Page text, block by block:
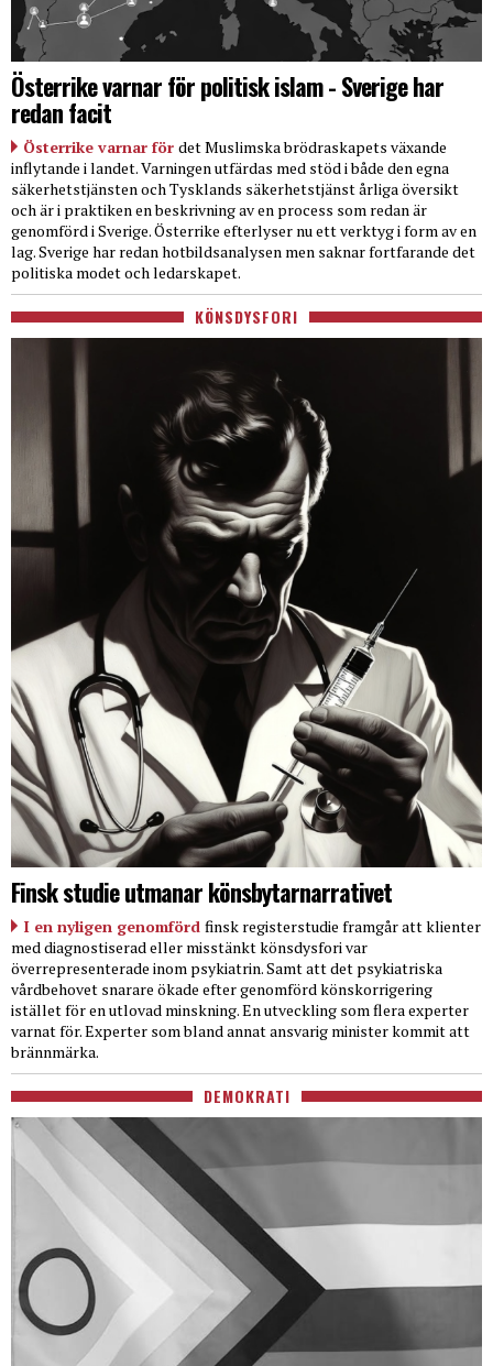
Österrike varnar för politisk islam - Sverige har
redan facit
Österrike varnar för det Muslimska brödraskapets växande
inflytande i landet. Varningen utfärdas med stöd i både den egna
säkerhetstjänsten och Tysklands säkerhetstjänst årliga översikt
och är i praktiken en beskrivning av en process som redan är
genomförd i Sverige. Österrike efterlyser nu ett verktyg i form av en
lag. Sverige har redan hotbildsanalysen men saknar fortfarande det
politiska modet och ledarskapet.
KÖNSDYSFORI
Finsk studie utmanar könsbytarnarrativet
I en nyligen genomförd finsk registerstudie framgår att klienter
med diagnostiserad eller misstänkt könsdysfori var
överrepresenterade inom psykiatrin. Samt att det psykiatriska
vårdbehovet snarare ökade efter genomförd könskorrigering
istället för en utlovad minskning. En utveckling som flera experter
varnat för. Experter som bland annat ansvarig minister kommit att
brännmärka.
DEMOKRATI